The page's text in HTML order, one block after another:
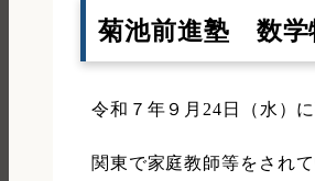
菊池前進塾 数学
令和７年９月24日（水）
関東で家庭教師等をされ